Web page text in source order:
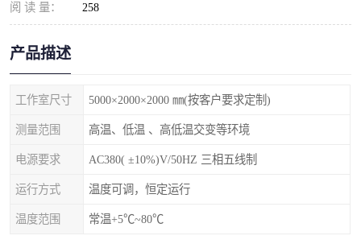
阅 读 量： 258
产品描述
工作室尺寸 5000×2000×2000 ㎜(按客户要求定制)
测量范围 高温、低温 、高低温交变等环境
电源要求 AC380( ±10%)V/50HZ 三相五线制
运行方式 温度可调，恒定运行
温度范围 常温+5℃~80℃